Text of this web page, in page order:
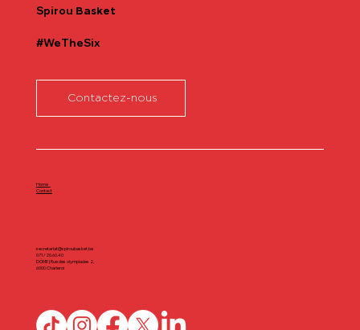
Spirou Basket
#WeTheSix
Contactez-nous
secretariat@spiroubasket.be
071/20.60.40
DÔME | Rue des olympiades 2,
6000 Charleroi
Home
Contact